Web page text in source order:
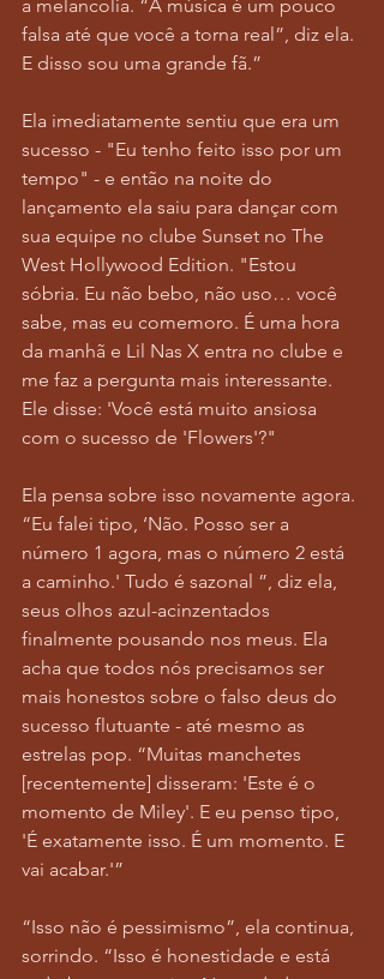
a melancolia. “A música é um pouco
falsa até que você a torna real”, diz ela.
E disso sou uma grande fã.”
Ela imediatamente sentiu que era um
sucesso - "Eu tenho feito isso por um
tempo" - e então na noite do
lançamento ela saiu para dançar com
sua equipe no clube Sunset no The
West Hollywood Edition. "Estou
sóbria. Eu não bebo, não uso… você
sabe, mas eu comemoro. É uma hora
da manhã e Lil Nas X entra no clube e
me faz a pergunta mais interessante.
Ele disse: 'Você está muito ansiosa
com o sucesso de 'Flowers'?"
Ela pensa sobre isso novamente agora.
“Eu falei tipo, ‘Não. Posso ser a
número 1 agora, mas o número 2 está
a caminho.' Tudo é sazonal ”, diz ela,
seus olhos azul-acinzentados
finalmente pousando nos meus. Ela
acha que todos nós precisamos ser
mais honestos sobre o falso deus do
sucesso flutuante - até mesmo as
estrelas pop. “Muitas manchetes
[recentemente] disseram: 'Este é o
momento de Miley'. E eu penso tipo,
'É exatamente isso. É um momento. E
vai acabar.'”
“Isso não é pessimismo”, ela continua,
sorrindo. “Isso é honestidade e está